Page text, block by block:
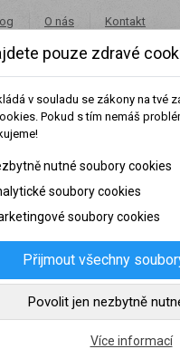
O nás Kontakt
Potraviny Akce
1000 g
pouze zdravé
v souladu se zákony na tvé
Pokud s tím nemáš
nutné soubory cookies
soubory cookies
soubory cookies
Přijmout všechny
Povolit jen nezbytně
Více informací